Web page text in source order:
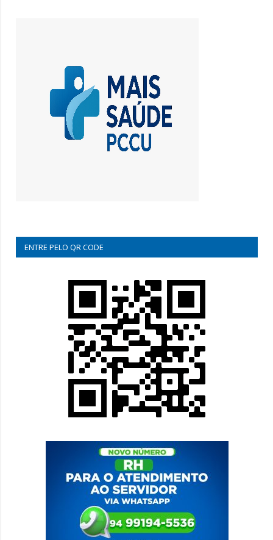
ENTRE PELO QR CODE